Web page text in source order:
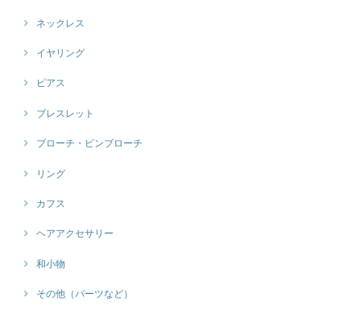
ネックレス
イヤリング
ピアス
ブレスレット
ブローチ・ピンブローチ
リング
カフス
ヘアアクセサリー
和小物
その他（パーツなど）